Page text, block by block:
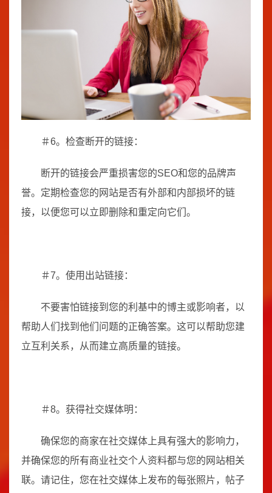
＃6。检查断开的链接：
断开的链接会严重损害您的SEO和您的品牌声
誉。定期检查您的网站是否有外部和内部损坏的链
接，以便您可以立即删除和重定向它们。
＃7。使用出站链接：
不要害怕链接到您的利基中的博主或影响者，以
帮助人们找到他们问题的正确答案。这可以帮助您建
立互利关系，从而建立高质量的链接。
＃8。获得社交媒体明：
确保您的商家在社交媒体上具有强大的影响力，
并确保您的所有商业社交个人资料都与您的网站相关
联。请记住，您在社交媒体上发布的每张照片，帖子